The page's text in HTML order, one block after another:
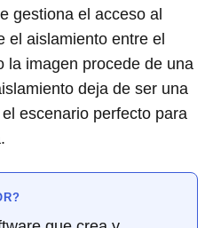
gestiona el acceso al
el aislamiento entre el
la imagen procede de una
deja de ser una
escenario perfecto para